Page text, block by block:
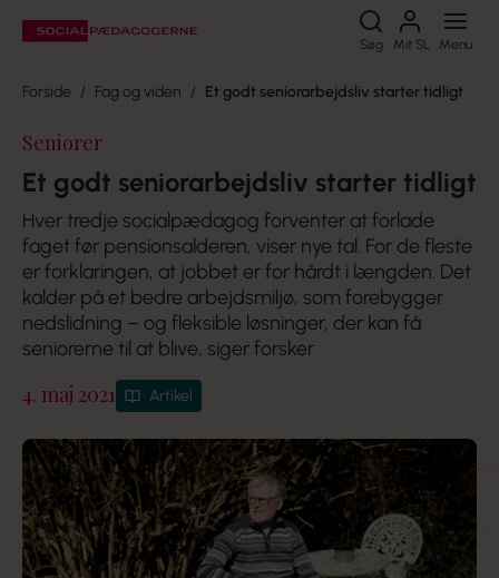
Søg Mit SL Menu
Søg
Forside Fag og viden Et godt seniorarbejdsliv starter tidligt
Seniorer
Et godt seniorarbejdsliv starter tidligt
Hver tredje socialpædagog forventer at forlade
faget før pensionsalderen, viser nye tal. For de fleste
er forklaringen, at jobbet er for hårdt i længden. Det
kalder på et bedre arbejdsmiljø, som forebygger
nedslidning – og fleksible løsninger, der kan få
seniorerne til at blive, siger forsker
4. maj 2021 Artikel